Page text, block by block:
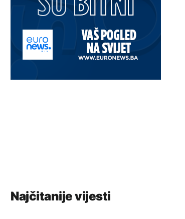
Najčitanije vijesti